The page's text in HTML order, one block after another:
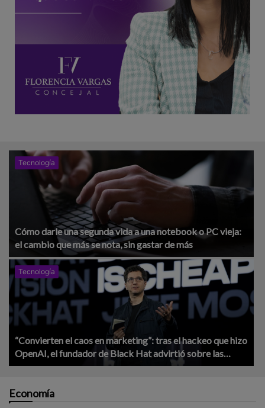
Tecnología
Cómo darle una segunda vida a una notebook o PC vieja:
el cambio que más se nota, sin gastar de más
Tecnología
“Convierten el caos en marketing”: tras el hackeo que hizo
OpenAI, el fundador de Black Hat advirtió sobre las
empresas de IA
Economía